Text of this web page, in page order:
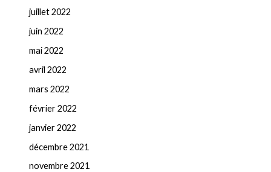
juillet 2022
juin 2022
mai 2022
avril 2022
mars 2022
février 2022
janvier 2022
décembre 2021
novembre 2021